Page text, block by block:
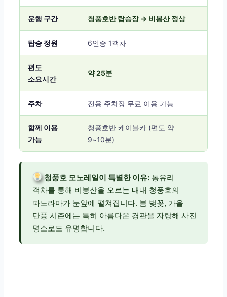
운행 구간 청풍호반 탑승장 → 비봉산 정상
탑승 정원 6인승 1객차
편도
소요시간
약 25분
주차 전용 주차장 무료 이용 가능
함께 이용
가능
청풍호반 케이블카 (편도 약
9~10분)
청풍호 모노레일이 특별한 이유: 통유리
객차를 통해 비봉산을 오르는 내내 청풍호의
파노라마가 눈앞에 펼쳐집니다. 봄 벚꽃, 가을
단풍 시즌에는 특히 아름다운 경관을 자랑해 사진
명소로도 유명합니다.